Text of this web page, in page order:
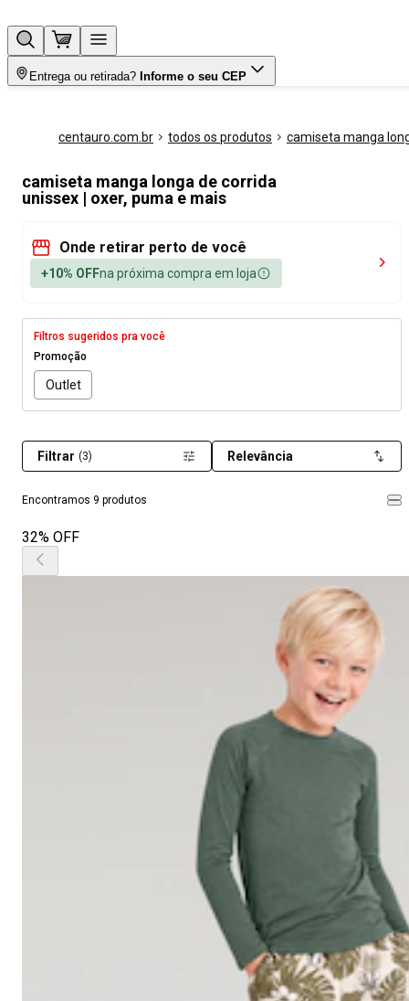
Entrega ou retirada? Informe o seu CEP
centauro.com.br todos os produtos camiseta manga
camiseta manga longa de corrida
unissex | oxer, puma e mais
Onde retirar perto de você
+10% OFFna próxima compra em loja
Filtros sugeridos pra você
Promoção
Outlet
Encontramos 9 produtos
Filtrar (3) Relevância
32% OFF